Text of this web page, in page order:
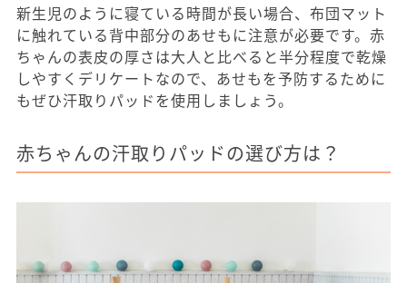
新生児のように寝ている時間が長い場合、布団マット
に触れている背中部分のあせもに注意が必要です。赤
ちゃんの表皮の厚さは大人と比べると半分程度で乾燥
しやすくデリケートなので、あせもを予防するために
もぜひ汗取りパッドを使用しましょう。
赤ちゃんの汗取りパッドの選び方は？